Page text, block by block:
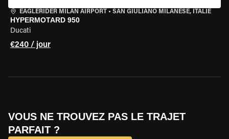
EAGLERIDER MILAN AIRPORT • SAN GIULIANO MILANESE, ITALIE
HYPERMOTARD 950
Ducati
€240 / jour
VOUS NE TROUVEZ PAS LE TRAJET
PARFAIT ?